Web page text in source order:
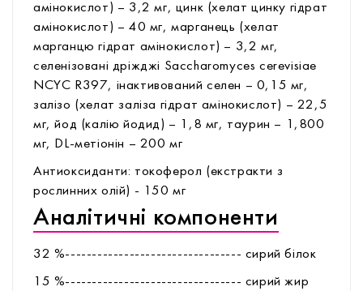
амінокислот) – 3,2 мг, цинк (хелат цинку гідрат
амінокислот) – 40 мг, марганець (хелат
марганцю гідрат амінокислот) – 3,2 мг,
селенізовані дріжджі Saccharomyces cerevisiae
NCYC R397, інактивований селен – 0,15 мг,
залізо (хелат заліза гідрат амінокислот) – 22,5
мг, йод (калію йодид) – 1,8 мг, таурин – 1,800
мг, DL-метіонін – 200 мг
Антиоксиданти: токоферол (екстракти з
рослинних олій) - 150 мг
Аналітичні компоненти
32 %--------------------------------- сирий білок
15 %--------------------------------- сирий жир